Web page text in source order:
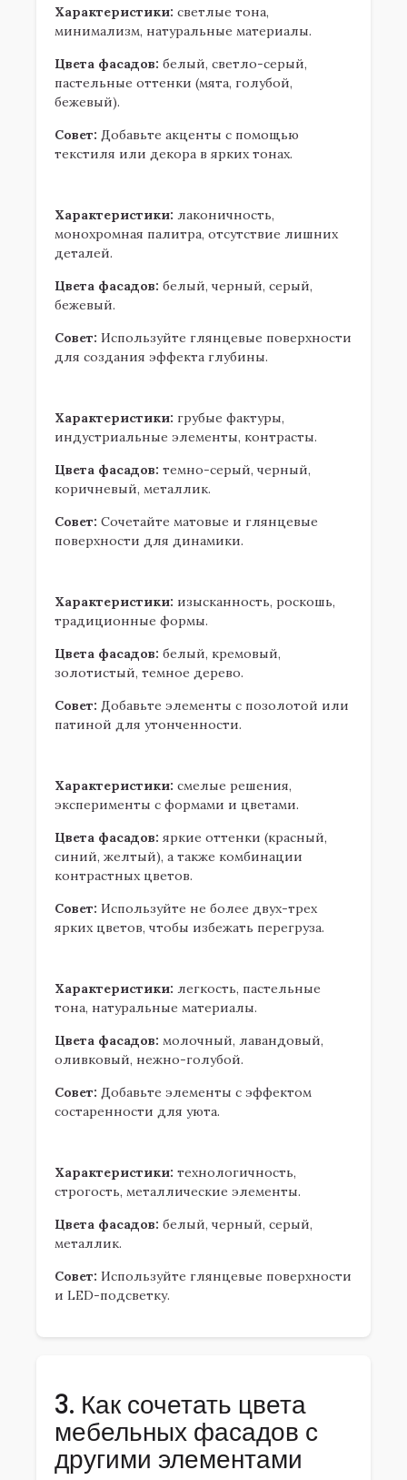
Характеристики: светлые тона,
минимализм, натуральные материалы.
Цвета фасадов: белый, светло-серый,
пастельные оттенки (мята, голубой,
бежевый).
Совет: Добавьте акценты с помощью
текстиля или декора в ярких тонах.
Характеристики: лаконичность,
монохромная палитра, отсутствие лишних
деталей.
Цвета фасадов: белый, черный, серый,
бежевый.
Совет: Используйте глянцевые поверхности
для создания эффекта глубины.
Характеристики: грубые фактуры,
индустриальные элементы, контрасты.
Цвета фасадов: темно-серый, черный,
коричневый, металлик.
Совет: Сочетайте матовые и глянцевые
поверхности для динамики.
Характеристики: изысканность, роскошь,
традиционные формы.
Цвета фасадов: белый, кремовый,
золотистый, темное дерево.
Совет: Добавьте элементы с позолотой или
патиной для утонченности.
Характеристики: смелые решения,
эксперименты с формами и цветами.
Цвета фасадов: яркие оттенки (красный,
синий, желтый), а также комбинации
контрастных цветов.
Совет: Используйте не более двух-трех
ярких цветов, чтобы избежать перегруза.
Характеристики: легкость, пастельные
тона, натуральные материалы.
Цвета фасадов: молочный, лавандовый,
оливковый, нежно-голубой.
Совет: Добавьте элементы с эффектом
состаренности для уюта.
Характеристики: технологичность,
строгость, металлические элементы.
Цвета фасадов: белый, черный, серый,
металлик.
Совет: Используйте глянцевые поверхности
и LED-подсветку.
3. Как сочетать цвета
мебельных фасадов с
другими элементами